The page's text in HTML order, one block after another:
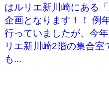
はルリエ新川崎にある
企画となります！！ 例
行っていましたが、今
リエ新川崎2階の集合室
も...